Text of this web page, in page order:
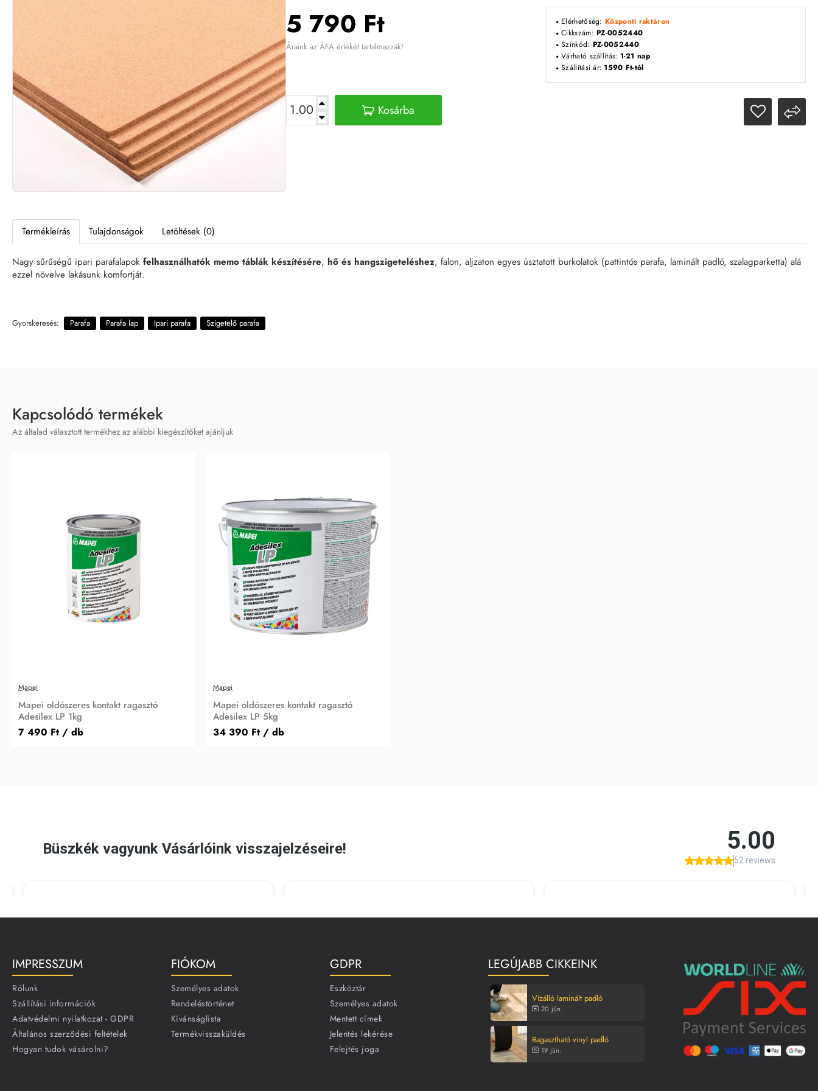
5 790 Ft
Áraink az ÁFA értékét tartalmazzák!
Elérhetőség:Központi raktáron
Cikkszám:PZ-0052440
Színkód: PZ-0052440
Várható szállítás: 1-21 nap
Szállítási ár: 1590 Ft-tól
Kosárba
Termékleírás Tulajdonságok Letöltések (0)
Nagy sűrűségű ipari parafalapok felhasználhatók memo táblák készítésére, hő és hangszigeteléshez, falon, aljzaton egyes úsztatott burkolatok (pattintós parafa, laminált padló, szalagparketta) alá
ezzel növelve lakásunk komfortját.
Gyorskeresés: Parafa Parafa lap Ipari parafa Szigetelő parafa
Kapcsolódó termékek
Az általad választott termékhez az alábbi kiegészítőket ajánljuk
Mapei
Mapei oldószeres kontakt ragasztó
Adesilex LP 1kg
7 490 Ft / db
Mapei
Mapei oldószeres kontakt ragasztó
Adesilex LP 5kg
34 390 Ft / db
IMPRESSZUM
Rólunk
Szállítási információk
Adatvédelmi nyilatkozat - GDPR
Általános szerződési feltételek
Hogyan tudok vásárolni?
FIÓKOM
Személyes adatok
Rendeléstörténet
Kívánságlista
Termékvisszaküldés
GDPR
Eszköztár
Személyes adatok
Mentett címek
Jelentés lekérése
Felejtés joga
LEGÚJABB CIKKEINK
Vízálló laminált padló
20 jún.
Ragasztható vinyl padló
19 jún.